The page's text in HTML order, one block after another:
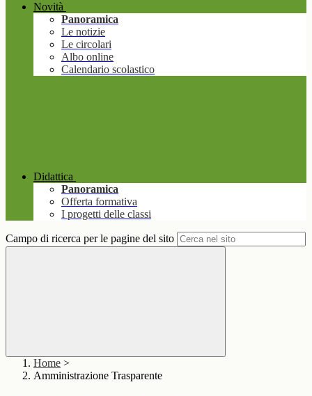
Novità
Panoramica
Le notizie
Le circolari
Albo online
Calendario scolastico
Didattica
Panoramica
Offerta formativa
I progetti delle classi
Campo di ricerca per le pagine del sito
Home >
Amministrazione Trasparente